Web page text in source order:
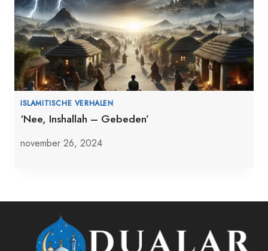
ISLAMITISCHE VERHALEN
‘Nee, Inshallah – Gebeden’
november 26, 2024